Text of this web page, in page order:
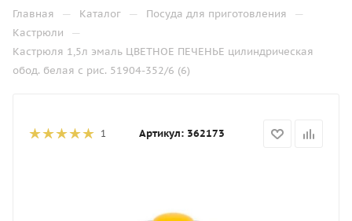
Главная — Каталог — Посуда для приготовления —
Кастрюли —
Кастрюля 1,5л эмаль ЦВЕТНОЕ ПЕЧЕНЬЕ цилиндрическая
обод. белая с рис. 51904-352/6 (6)
1 Артикул: 362173